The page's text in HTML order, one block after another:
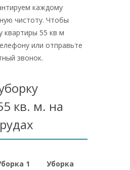
каждому
чистоту. Чтобы
квартиры 55 кв м
или отправьте
звонок.
кв. м. на
1
Уборка